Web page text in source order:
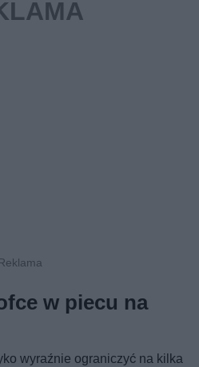
w piecu na
wyraźnie ograniczyć na kilka